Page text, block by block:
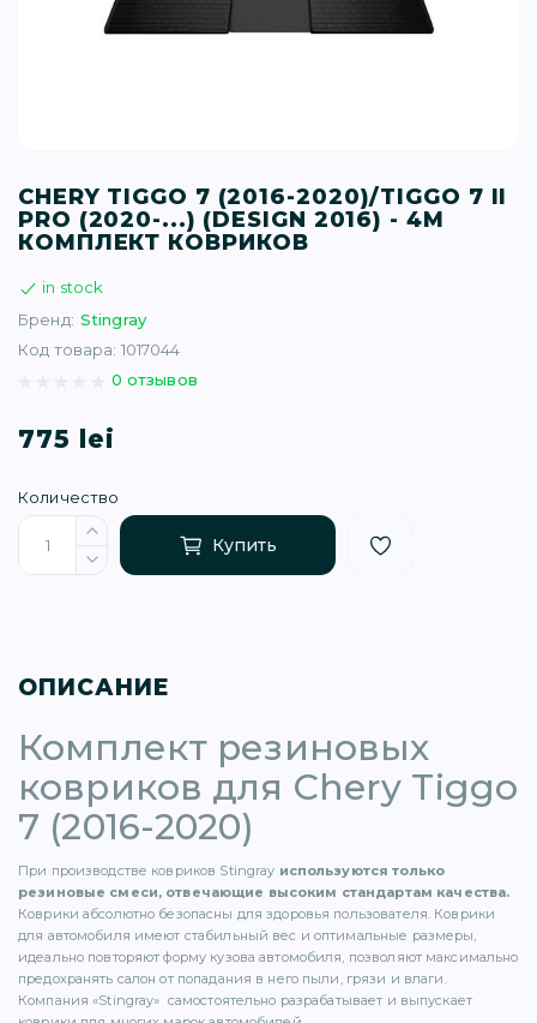
CHERY TIGGO 7 (2016-2020)/TIGGO 7 II
PRO (2020-...) (DESIGN 2016) - 4М
КОМПЛЕКТ КОВРИКОВ
in stock
Бренд: Stingray
Код товара: 1017044
0 отзывов
775 lei
Количество
Купить
ОПИСАНИЕ
Комплект резиновых
ковриков для Chery Tiggo
7 (2016-2020)
При производстве ковриков Stingray используются только
резиновые смеси, отвечающие высоким стандартам качества.
Коврики абсолютно безопасны для здоровья пользователя. Коврики
для автомобиля имеют стабильный вес и оптимальные размеры,
идеально повторяют форму кузова автомобиля, позволяют максимально
предохранять салон от попадания в него пыли, грязи и влаги.
Компания «Stingray» самостоятельно разрабатывает и выпускает